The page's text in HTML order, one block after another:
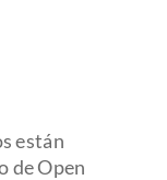
están
de Open